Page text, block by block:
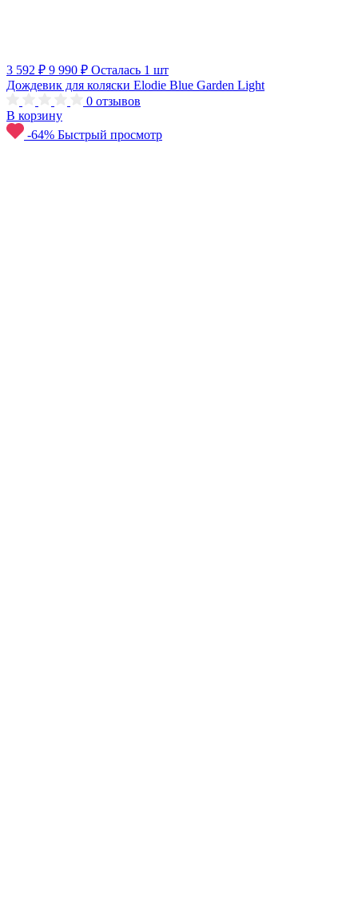
3 592 ₽ 9 990 ₽ Осталась 1 шт
Дождевик для коляски Elodie Blue Garden Light
0 отзывов
В корзину
-64% Быстрый просмотр